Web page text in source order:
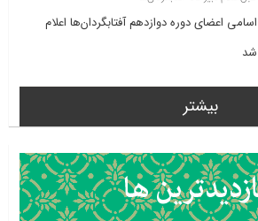
اسامی اعضای دوره دوازدهم آفتابگردان‌ها اعلام
شد
بیشتر